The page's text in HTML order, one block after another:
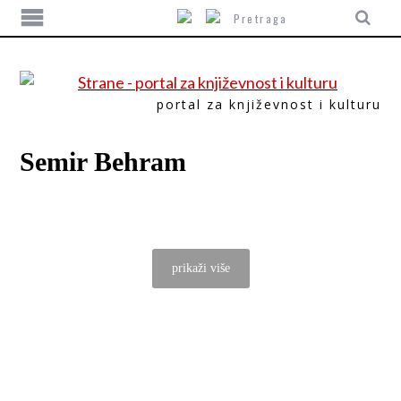
portal za književnost i kulturu
Semir Behram
prikaži više